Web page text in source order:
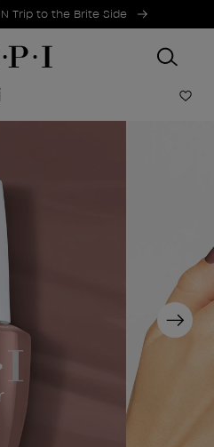
Trip to the Brite Side
Next